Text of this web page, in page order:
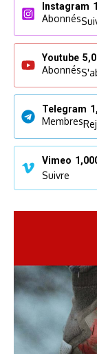
Instagram
Abonnés
Youtube
Abonnés
Telegram
Membres
Vimeo
Suivre